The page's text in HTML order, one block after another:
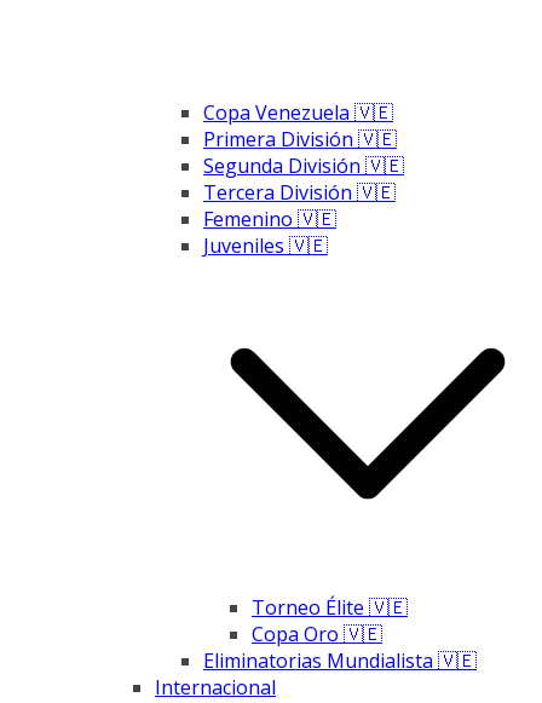
Copa Venezuela 🇻🇪
Primera División 🇻🇪
Segunda División 🇻🇪
Tercera División 🇻🇪
Femenino 🇻🇪
Juveniles 🇻🇪
Torneo Élite 🇻🇪
Copa Oro 🇻🇪
Eliminatorias Mundialista 🇻🇪
Internacional